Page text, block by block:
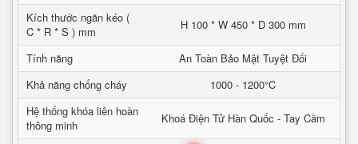
Kích thước ngăn kéo (
C * R * S ) mm
H 100 * W 450 * D 300 mm
Tính năng
An Toàn Bảo Mật Tuyệt Đối
Khả năng chống cháy
1000 - 1200°C
Hệ thống khóa liên hoàn
thông minh
Khoá Điện Tử Hàn Quốc - Tay Cầm